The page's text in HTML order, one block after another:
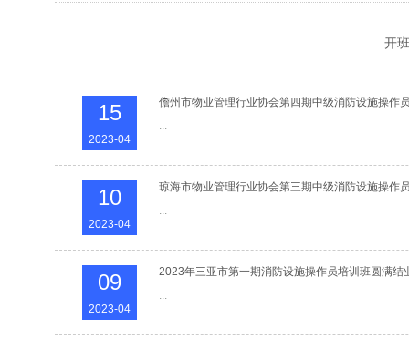
开
15
2023-04
儋州市物业管理行业协会第四期中级消防设施操作
...
10
2023-04
琼海市物业管理行业协会第三期中级消防设施操作
...
09
2023-04
2023年三亚市第一期消防设施操作员培训班圆满结
...